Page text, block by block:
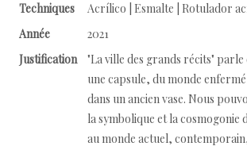
Techniques
Acrílico | Esmalte | Rotulador
Année
2021
Justification
"La ville des grands récits" parle
une capsule, du monde
dans un ancien vase. Nous
la symbolique et la cosmogonie
au monde actuel,